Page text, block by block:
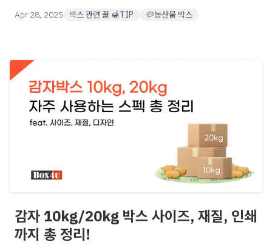
시작해보세요!.
Apr 28, 2025 박스 관련 꿀 🍯TIP 🥔농산물 박스
감자 10kg/20kg 박스 사이즈, 재질, 인쇄
까지 총 정리!